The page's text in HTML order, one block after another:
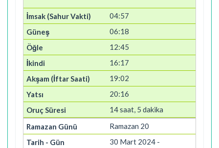
04:57
06:18
12:45
16:17
19:02
20:16
14 saat, 5 dakika
Ramazan 20
30 Mart 2024 -